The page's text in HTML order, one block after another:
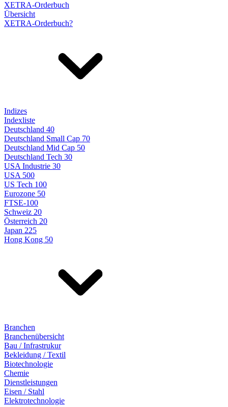
XETRA-Orderbuch
Übersicht
XETRA-Orderbuch?
Indizes
Indexliste
Deutschland 40
Deutschland Small Cap 70
Deutschland Mid Cap 50
Deutschland Tech 30
USA Industrie 30
USA 500
US Tech 100
Eurozone 50
FTSE-100
Schweiz 20
Österreich 20
Japan 225
Hong Kong 50
Branchen
Branchenübersicht
Bau / Infrastrukur
Bekleidung / Textil
Biotechnologie
Chemie
Dienstleistungen
Eisen / Stahl
Elektrotechnologie